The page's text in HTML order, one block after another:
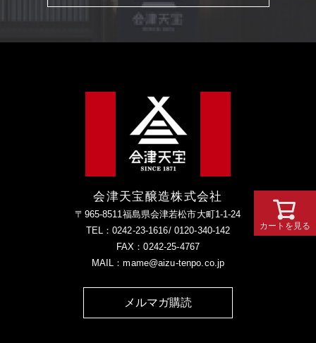
会津天宝醸造株式会社
〒965-8511福島県会津若松市大町1-1-24
TEL：0242-23-1616/ 0120-340-142
FAX：0242-25-4767
MAIL：mame@aizu-tenpo.co.jp
メルマガ購読
カートを見る